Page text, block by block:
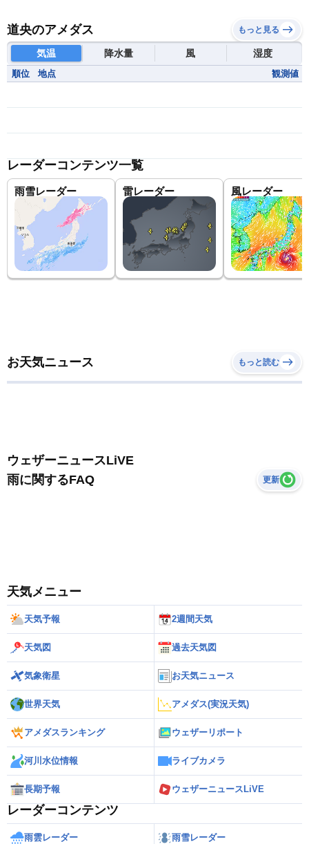
道央のアメダス もっと見る
気温 降水量 風 湿度
順位 地点 観測値
レーダーコンテンツ一覧
雨雪レーダー 雷レーダー 風レーダー
お天気ニュース もっと読む
ウェザーニュースLiVE
雨に関するFAQ
更新
天気メニュー
天気予報 2週間天気
天気図 過去天気図
気象衛星 お天気ニュース
世界天気 アメダス(実況天気)
アメダスランキング ウェザーリポート
河川水位情報 ライブカメラ
長期予報 ウェザーニュースLiVE
レーダーコンテンツ
雨雲レーダー 雨雪レーダー